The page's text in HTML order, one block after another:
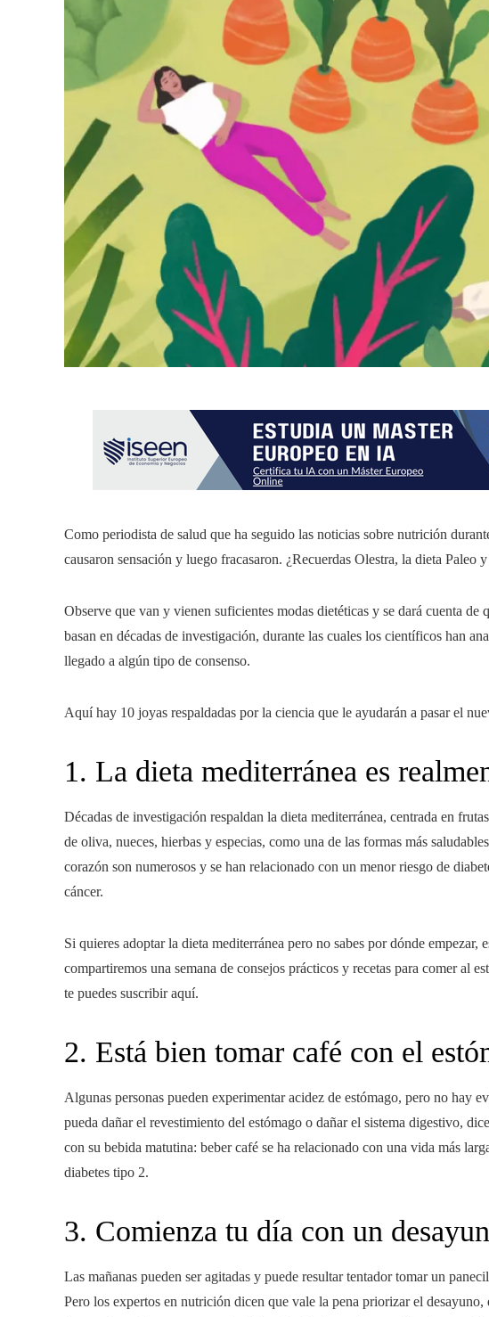
Como periodista de salud que ha seguido las noticias sobre nutrición
causaron sensación y luego fracasaron. ¿Recuerdas Olestra, la dieta Paleo
Observe que van y vienen suficientes modas dietéticas y se dará cuenta de
basan en décadas de investigación, durante las cuales los científicos han
llegado a algún tipo de consenso.
Aquí hay 10 joyas respaldadas por la ciencia que le ayudarán a pasar el
1. La dieta mediterránea es
Décadas de investigación respaldan la dieta mediterránea, centrada en
de oliva, nueces, hierbas y especias, como una de las formas más
corazón son numerosos y se han relacionado con un menor riesgo de
cáncer.
Si quieres adoptar la dieta mediterránea pero no sabes por dónde empezar,
compartiremos una semana de consejos prácticos y recetas para comer al
te puedes suscribir aquí.
2. Está bien tomar café con el
Algunas personas pueden experimentar acidez de estómago, pero no hay
pueda dañar el revestimiento del estómago o dañar el sistema digestivo,
con su bebida matutina: beber café se ha relacionado con una vida más
diabetes tipo 2.
3. Comienza tu día con un
Las mañanas pueden ser agitadas y puede resultar tentador tomar un
Pero los expertos en nutrición dicen que vale la pena priorizar el